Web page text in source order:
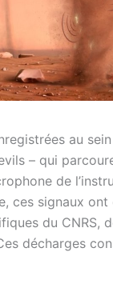
au
– qui
de
ces signaux ont
du CNRS,
décharges